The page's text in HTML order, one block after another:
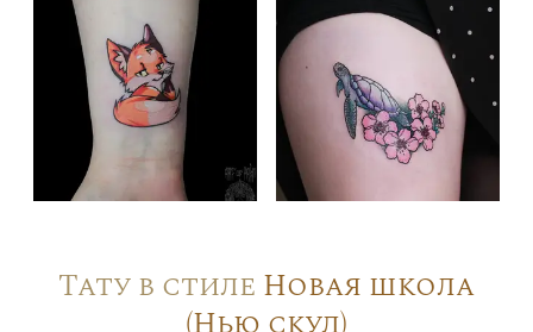
Тату в стиле Новая школа